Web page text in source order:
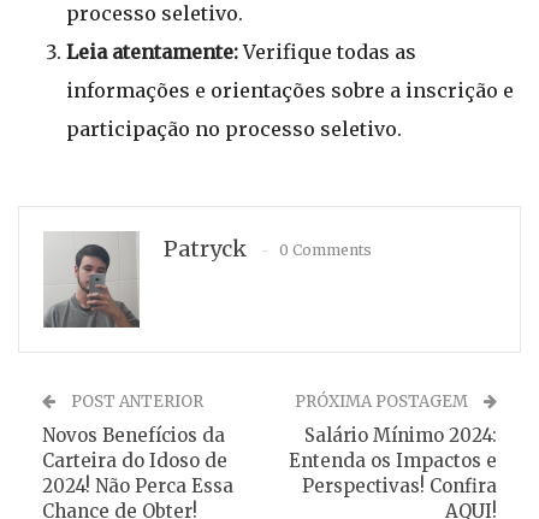
processo seletivo.
Leia atentamente:Verifique todas as
informações e orientações sobre a inscrição e
participação no processo seletivo.
Patryck 0 Comments
POST ANTERIOR
Novos Benefícios da
Carteira do Idoso de
2024! Não Perca Essa
Chance de Obter!
PRÓXIMA POSTAGEM
Salário Mínimo 2024:
Entenda os Impactos e
Perspectivas! Confira
AQUI!